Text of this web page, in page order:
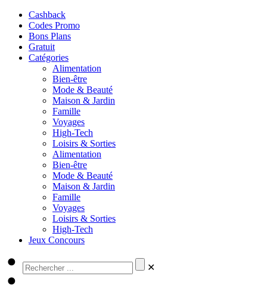
Cashback
Codes Promo
Bons Plans
Gratuit
Catégories
Alimentation
Bien-être
Mode & Beauté
Maison & Jardin
Famille
Voyages
High-Tech
Loisirs & Sorties
Alimentation
Bien-être
Mode & Beauté
Maison & Jardin
Famille
Voyages
Loisirs & Sorties
High-Tech
Jeux Concours
✕